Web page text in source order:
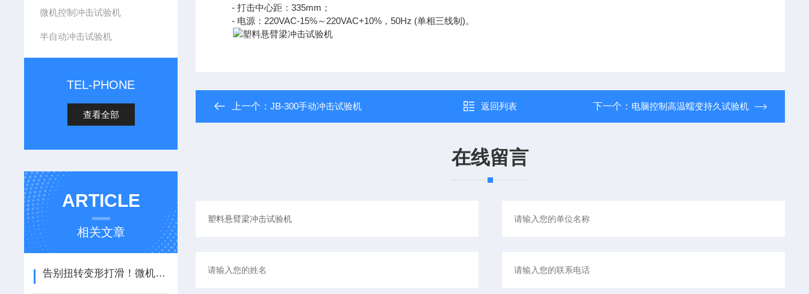
微机控制冲击试验机
半自动冲击试验机
TEL-PHONE
查看全部
ARTICLE
相关文章
告别扭转变形打滑！微机控制电子式扭转试验机精准捕捉屈服扭矩
- 打击中心距：335mm；
- 电源：220VAC-15%～220VAC+10%，50Hz (单相三线制)。
上一个：JB-300手动冲击试验机 返回列表 下一个： 电脑控制高温蠕变持久试验机
在线留言